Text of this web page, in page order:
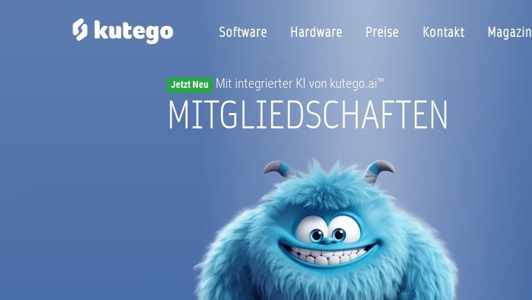
Jetzt Neu Mit integrierter KI von kutego.ai™
MITGLIEDSCHAFTEN
Software Hardware Preise Kontakt Magazin